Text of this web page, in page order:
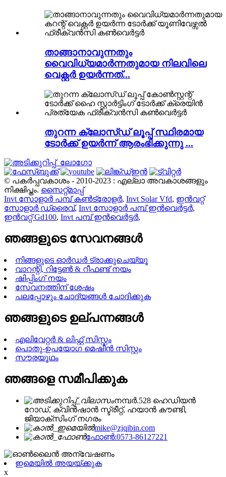
താങ്ങാനാവുന്നതും
വൈവിധ്യമാർന്നതുമായ നിലവിലെ
വെക്റ്റർ ഉയർന്നത്...
തുറന്ന ക്ലോസ്ഡ് ലൂപ്പ് സ്ഥിരമായ
ടോർക്ക് ഉയർന്ന് ആരംഭിക്കുന്നു ...
© പകർപ്പവകാശം - 2010-2023 : എല്ലാ അവകാശങ്ങളും
നിക്ഷിപ്തം. സൈറ്റ്മാപ്പ്
Invt സോളാർ പമ്പ് കൺട്രോളർ, Invt Solar Vfd, ഇൻവറ്റ്
സോളാർ ഡ്രൈവ്, Invt സോളാർ പമ്പ് ഇൻവെർട്ടർ,
ഇൻവറ്റ് Gd100, Invt പമ്പ് ഇൻവെർട്ടർ,
ഞങ്ങളുടെ സേവനങ്ങൾ
നിങ്ങളുടെ ഓർഡർ ട്രാക്കുചെയ്യൂ
വാറന്റി, റിട്ടേൺ & റീഫണ്ട് നയം
ഷിപ്പിംഗ് നയം
സേവനത്തിന് ശേഷം
പലപ്പോഴും ചോദ്യങ്ങൾ ചോദിക്കുക
ഞങ്ങളുടെ ഉല്പന്നങ്ങൾ
എലിവേറ്റർ & ലിഫ്റ്റ് സിസ്റ്റം
പൊതു-ഉപയോഗ മെഷീൻ സിസ്റ്റം
സൗരയൂഥം
ഞങ്ങളെ സമീപിക്കുക
നമ്പർ.528 ഹെഡിയൻ
റോഡ്, ക്വിൻഷാൻ സ്ട്രീറ്റ്, ഹയാൻ കൗണ്ടി,
ജിയാക്സിംഗ് നഗരം
mike@zjqibin.com
ഫോൺ:0573-86127221
ഇമെയിൽ അയയ്ക്കുക
x